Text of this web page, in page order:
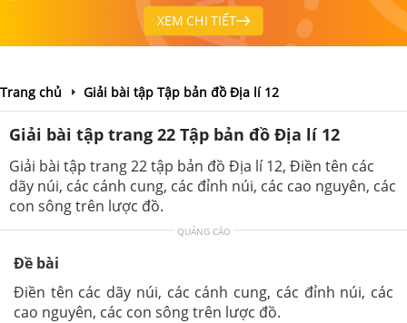
XEM CHI TIẾT
Trang chủ Giải bài tập Tập bản đồ Địa lí 12
Giải bài tập trang 22 Tập bản đồ Địa lí 12
Giải bài tập trang 22 tập bản đồ Địa lí 12, Điền tên các
dãy núi, các cánh cung, các đỉnh núi, các cao nguyên, các
con sông trên lược đồ.
QUẢNG CÁO
Đề bài
Điền tên các dãy núi, các cánh cung, các đỉnh núi, các
cao nguyên, các con sông trên lược đồ.